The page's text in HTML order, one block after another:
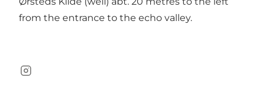
from the entrance to the echo valley.
Instagram